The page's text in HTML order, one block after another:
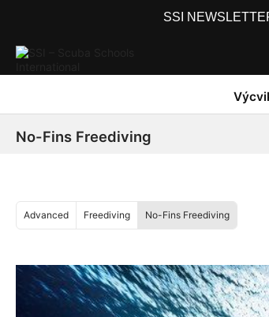
SSI
No-Fins Freediving
Advanced Freediving No-Fins Freediving